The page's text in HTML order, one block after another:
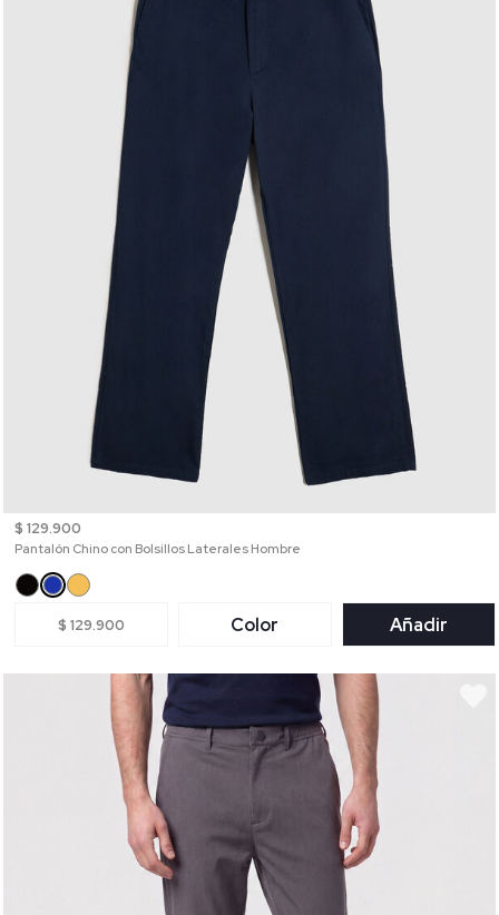
$ 129.900
Pantalón Chino con Bolsillos Laterales Hombre
$ 129.900 Color Añadir